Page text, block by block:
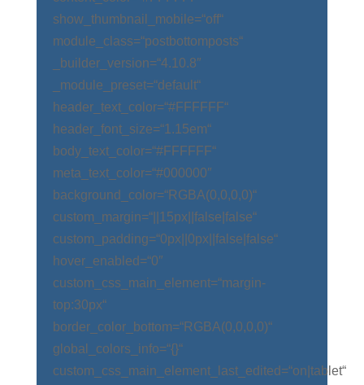
show_thumbnail_mobile=“off“
module_class=“postbottomposts“
_builder_version=“4.10.8″
_module_preset=“default“
header_text_color=“#FFFFFF“
header_font_size=“1.15em“
body_text_color=“#FFFFFF“
meta_text_color=“#000000″
background_color=“RGBA(0,0,0,0)“
custom_margin=“||15px||false|false“
custom_padding=“0px||0px||false|false“
hover_enabled=“0″
custom_css_main_element=“margin-
top:30px“
border_color_bottom=“RGBA(0,0,0,0)“
global_colors_info=“{}“
custom_css_main_element_last_edited=“on|tablet“